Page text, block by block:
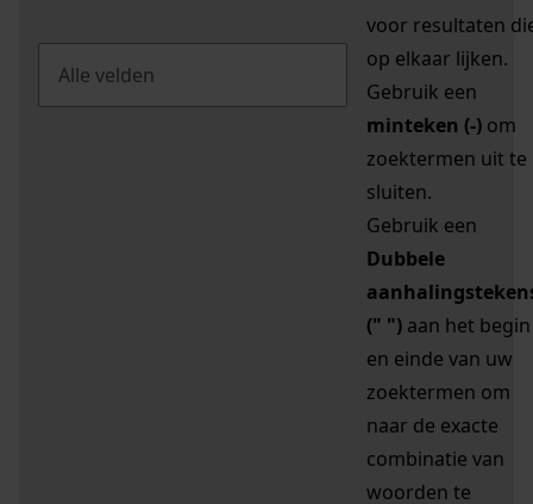
voor resultaten
op elkaar lijken.
Gebruik een
minteken (-) om
zoektermen uit te
sluiten.
Gebruik een
Dubbele
(" ") aan het begin
en einde van uw
zoektermen om
naar de exacte
combinatie van
woorden te